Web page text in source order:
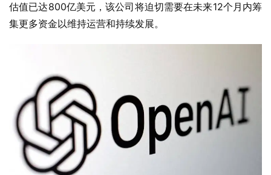
估值已达800亿美元，该公司将迫切需要在未来12个月内筹
集更多资金以维持运营和持续发展。